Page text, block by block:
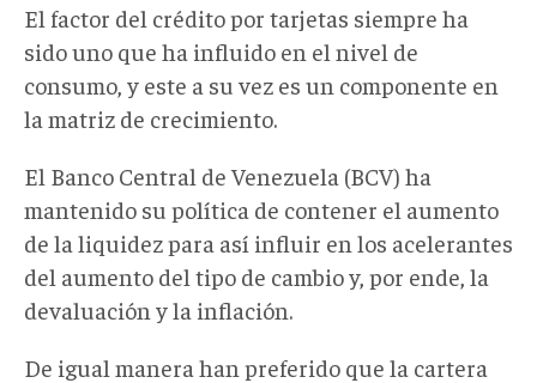
El factor del crédito por tarjetas siempre ha
sido uno que ha influido en el nivel de
consumo, y este a su vez es un componente en
la matriz de crecimiento.
El Banco Central de Venezuela (BCV) ha
mantenido su política de contener el aumento
de la liquidez para así influir en los acelerantes
del aumento del tipo de cambio y, por ende, la
devaluación y la inflación.
De igual manera han preferido que la cartera